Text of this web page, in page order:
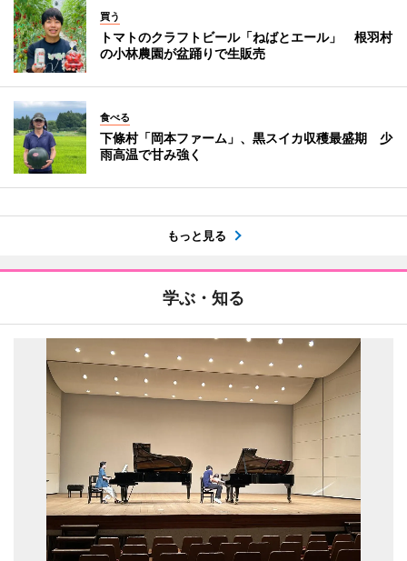
買う
トマトのクラフトビール「ねばとエール」 根羽村
の小林農園が盆踊りで生販売
食べる
下條村「岡本ファーム」、黒スイカ収穫最盛期 少
雨高温で甘み強く
もっと見る
学ぶ・知る